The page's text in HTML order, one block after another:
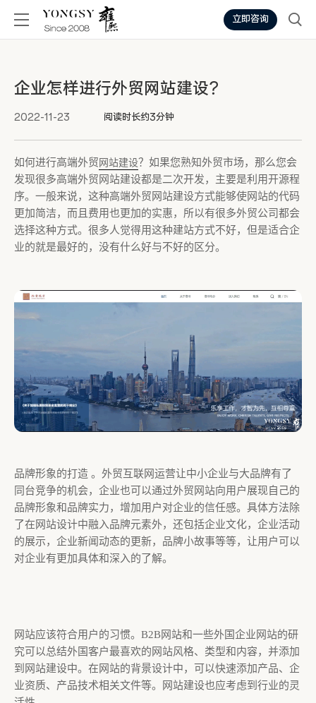
立即咨询
企业怎样进行外贸网站建设？
2022-11-23 阅读时长约3分钟
如何进行高端外贸 网站建设？如果您熟知外贸市场，那么您会
发现很多高端外贸网站建设都是二次开发，主要是利用开源程
序。一般来说，这种高端外贸网站建设方式能够使网站的代码
更加简洁，而且费用也更加的实惠，所以有很多外贸公司都会
选择这种方式。很多人觉得用这种建站方式不好，但是适合企
业的就是最好的，没有什么好与不好的区分。
品牌形象的打造 。外贸互联网运营让中小企业与大品牌有了
同台竞争的机会，企业也可以通过外贸网站向用户展现自己的
品牌形象和品牌实力，增加用户对企业的信任感。具体方法除
了在网站设计中融入品牌元素外，还包括企业文化，企业活动
的展示，企业新闻动态的更新，品牌小故事等等，让用户可以
对企业有更加具体和深入的了解。
网站应该符合用户的习惯。B2B网站和一些外国企业网站的研
究可以总结外国客户最喜欢的网站风格、类型和内容，并添加
到网站建设中。在网站的背景设计中，可以快速添加产品、企
业资质、产品技术相关文件等。网站建设也应考虑到行业的灵